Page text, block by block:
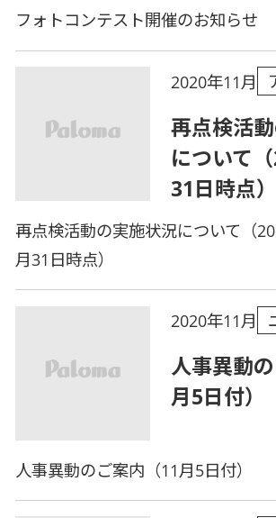
フォトコンテスト開催のお知らせ
2020年11月
再点検活
について
31日時点）
再点検活動の実施状況について（
月31日時点）
2020年11月
人事異動
月5日付）
人事異動のご案内（11月5日付）